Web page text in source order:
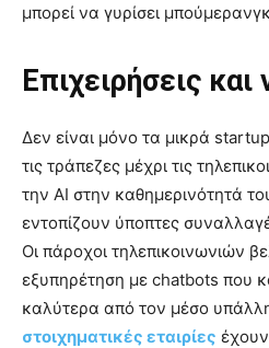
μπορεί να γυρίσει
Επιχειρήσεις και
Δεν είναι μόνο τα μικρά
τις τράπεζες μέχρι τις
την AI στην καθημερινότητά
εντοπίζουν ύποπτες
Οι πάροχοι τηλεπικοινωνιών
εξυπηρέτηση με chatbots που
καλύτερα από τον μέσο
στοιχηματικές εταιρίες